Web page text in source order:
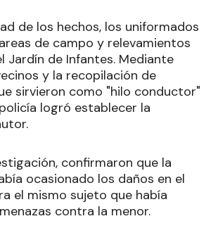
de los hechos, los uniformados
de campo y relevamientos
Jardín de Infantes. Mediante
y la recopilación de
sirvieron como "hilo conductor"
logró establecer la
confirmaron que la
ocasionado los daños en el
el mismo sujeto que había
contra la menor.